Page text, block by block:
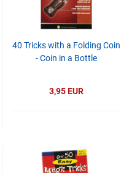
40 Tricks with a Folding Coin
- Coin in a Bottle
3,95 EUR